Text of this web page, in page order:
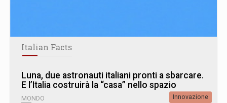
Italian Facts
Luna, due astronauti italiani pronti a sbarcare.
E l’Italia costruirà la “casa” nello spazio
MONDO Innovazione